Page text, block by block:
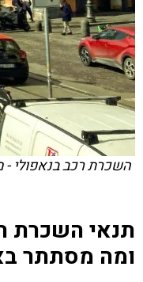
השכרת רכב בנאפולי -
ומה מסתתר